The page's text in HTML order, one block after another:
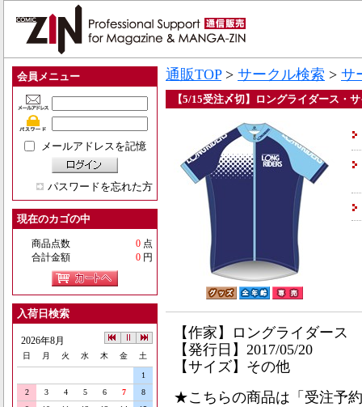
会員メニュー
メールアドレスを記憶
パスワードを忘れた方
現在のカゴの中
商品点数 0 点
合計金額
0 円
入荷日検索
2026年8月
日 月 火 水 木 金 土
1
2
3 4 5 6 7
8
通販TOP> サークル検索 > サ
【5/15受注〆切】ロングライダース・
【作家】ロングライダース
【発行日】2017/05/20
【サイズ】その他
★こちらの商品は「受注予